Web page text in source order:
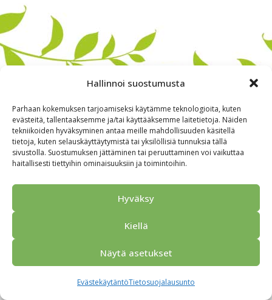
Hallinnoi suostumusta
Parhaan kokemuksen tarjoamiseksi käytämme teknologioita, kuten
evästeitä, tallentaaksemme ja/tai käyttääksemme laitetietoja. Näiden
tekniikoiden hyväksyminen antaa meille mahdollisuuden käsitellä
tietoja, kuten selauskäyttäytymistä tai yksilöllisiä tunnuksia tällä
sivustolla. Suostumuksen jättäminen tai peruuttaminen voi vaikuttaa
haitallisesti tiettyihin ominaisuuksiin ja toimintoihin.
Hyväksy
Kiellä
Näytä asetukset
EvästekäytäntöTietosuojalausunto
Alkuun Ryhmille Kokous & Ohjelmat
Yhteistyökumppanit
Tarjouspyyntö
Anna palautetta
Tietosuojaseloste
© 2026 Porvoo Tours - matkanjärjestäjä / FPW